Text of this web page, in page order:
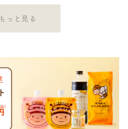
もっと見る